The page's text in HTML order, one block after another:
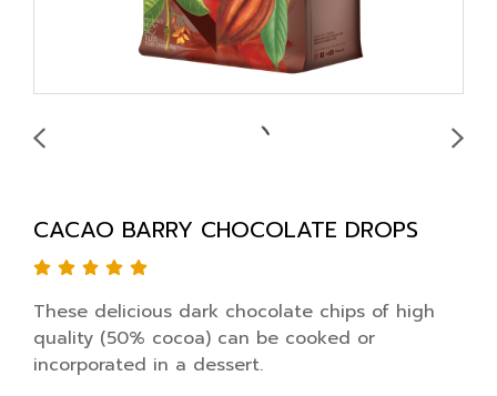
CACAO BARRY CHOCOLATE DROPS
These delicious dark chocolate chips of high
quality (50% cocoa) can be cooked or
incorporated in a dessert.